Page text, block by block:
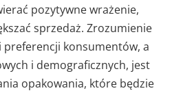
pozytywne wrażenie,
sprzedaż. Zrozumienie
konsumentów, a
i demograficznych, jest
opakowania, które będzie